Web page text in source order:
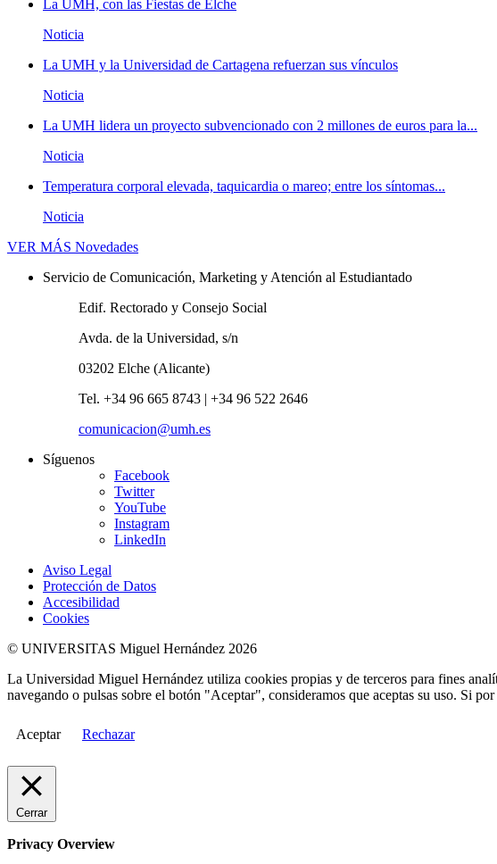
La UMH, con las Fiestas de Elche
Noticia
La UMH y la Universidad de Cartagena refuerzan sus vínculos
Noticia
La UMH lidera un proyecto subvencionado con 2 millones de euros para la...
Noticia
Temperatura corporal elevada, taquicardia o mareo; entre los síntomas...
Noticia
VER MÁS Novedades
Servicio de Comunicación, Marketing y Atención al Estudiantado
Edif. Rectorado y Consejo Social
Avda. de la Universidad, s/n
03202 Elche (Alicante)
Tel. +34 96 665 8743 | +34 96 522 2646
comunicacion@umh.es
Síguenos
Facebook
Twitter
YouTube
Instagram
LinkedIn
Aviso Legal
Protección de Datos
Accesibilidad
Cookies
© UNIVERSITAS Miguel Hernández 2026
La Universidad Miguel Hernández utiliza cookies propias y de terceros para fines
navegando o pulsas sobre el botón "Aceptar", consideramos que aceptas su uso. Si
Aceptar Rechazar
Cerrar
Privacy Overview